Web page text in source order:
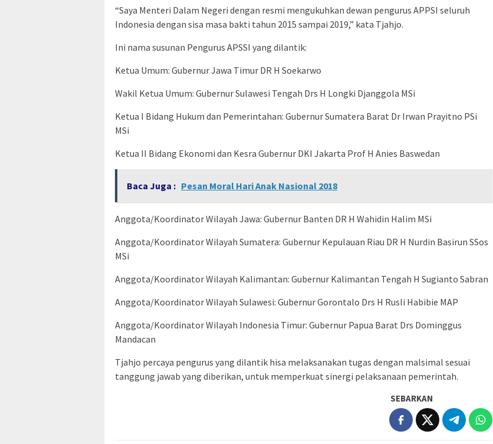
“Saya Menteri Dalam Negeri dengan resmi mengukuhkan dewan pengurus APPSI seluruh
Indonesia dengan sisa masa bakti tahun 2015 sampai 2019,” kata Tjahjo.
Ini nama susunan Pengurus APSSI yang dilantik:
Ketua Umum: Gubernur Jawa Timur DR H Soekarwo
Wakil Ketua Umum: Gubernur Sulawesi Tengah Drs H Longki Djanggola MSi
Ketua I Bidang Hukum dan Pemerintahan: Gubernur Sumatera Barat Dr Irwan Prayitno PSi
MSi
Ketua II Bidang Ekonomi dan Kesra Gubernur DKI Jakarta Prof H Anies Baswedan
Baca Juga : Pesan Moral Hari Anak Nasional 2018
Anggota/Koordinator Wilayah Jawa: Gubernur Banten DR H Wahidin Halim MSi
Anggota/Koordinator Wilayah Sumatera: Gubernur Kepulauan Riau DR H Nurdin Basirun SSos
MSi
Anggota/Koordinator Wilayah Kalimantan: Gubernur Kalimantan Tengah H Sugianto Sabran
Anggota/Koordinator Wilayah Sulawesi: Gubernur Gorontalo Drs H Rusli Habibie MAP
Anggota/Koordinator Wilayah Indonesia Timur: Gubernur Papua Barat Drs Dominggus
Mandacan
Tjahjo percaya pengurus yang dilantik hisa melaksanakan tugas dengan malsimal sesuai
tanggung jawab yang diberikan, untuk memperkuat sinergi pelaksanaan pemerintah.
SEBARKAN